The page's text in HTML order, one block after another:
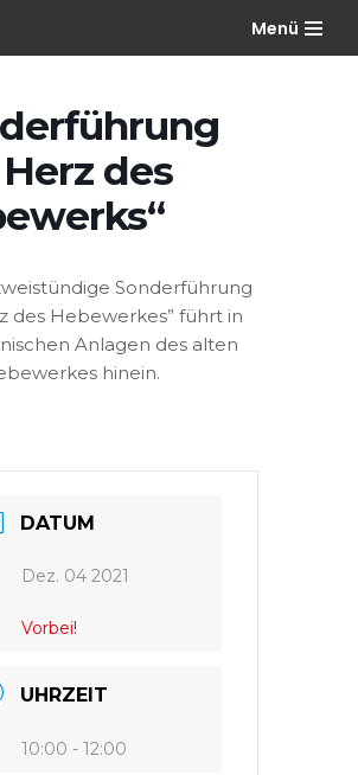
Menü
des
Sonderführung
des Hebewerkes” führt in
Anlagen des alten
hinein.
DATUM
Dez. 04 2021
Vorbei!
UHRZEIT
10:00 - 12:00